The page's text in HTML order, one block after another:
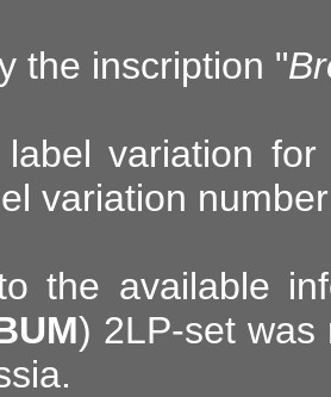
the inscription "
variation
variation
the available
) 2LP-set was